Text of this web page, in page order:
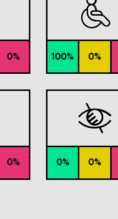
0%

100% 0%
0%

0% 0%